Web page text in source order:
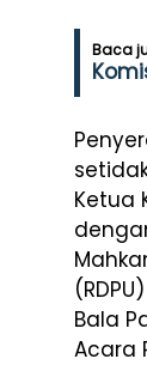
Baca
Ketua
Bala
Acara